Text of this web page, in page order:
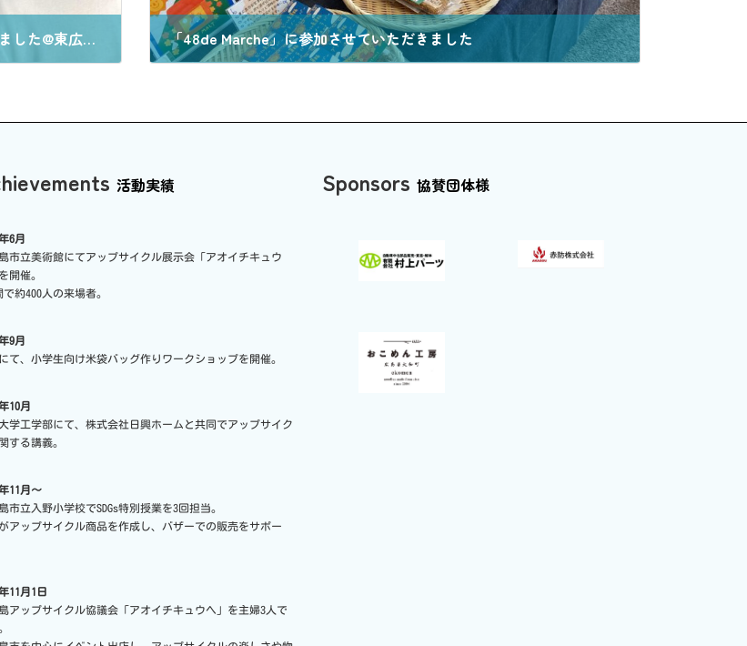
(第2回目)アップサイクル&コンポスト出前授業を行いました@東広島市立吉川小学校 「48de Marche」に参加させていただきました
活動実績
6月
市立美術館にてアップサイクル展示会「アオイチキュウ
開催。
で約400人の来場者。
9月
て、小学生向け米袋バッグ作りワークショップを開催。
10月
学工学部にて、株式会社日興ホームと共同でアップサイク
する講義。
11月～
市立入野小学校でSDGs特別授業を3回担当。
アップサイクル商品を作成し、バザーでの販売をサポー
11月1日
アップサイクル協議会「アオイチキュウヘ」を主婦3人で
Sponsors 協賛団体様